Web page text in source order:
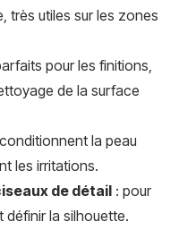
très utiles sur les zones
pour les finitions,
de la surface
la peau
les irritations.
de détail : pour
définir la silhouette.